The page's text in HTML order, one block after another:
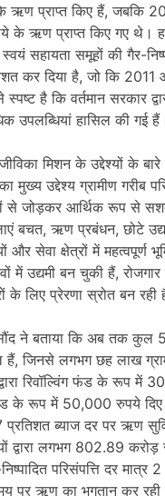
ऋण प्राप्त किए हैं, जबकि
के ऋण प्राप्त किए गए थे।
समूहों की गैर-
कर दिया है, जो कि
है कि वर्तमान सरकार
उपलब्धियां हासिल की गई
मिशन के उद्देश्यों के
मुख्य उद्देश्य ग्रामीण गरीब
से जोड़कर आर्थिक रूप से
बचत, ऋण प्रबंधन, छोटे
और सेवा क्षेत्रों में महत्वपूर्ण
में उद्यमी बन चुकी हैं,
के लिए प्रेरणा स्रोत बन रही
ने बताया कि अब तक कुल
हैं, जिनसे लगभग छह लाख
रिवॉल्विंग फंड के रूप में
के रूप में 50,000 रुपये
प्रतिशत ब्याज दर पर ऋण
द्वारा लगभग 802.89
परिसंपत्ति दर
पर ऋण का भुगतान कर रही